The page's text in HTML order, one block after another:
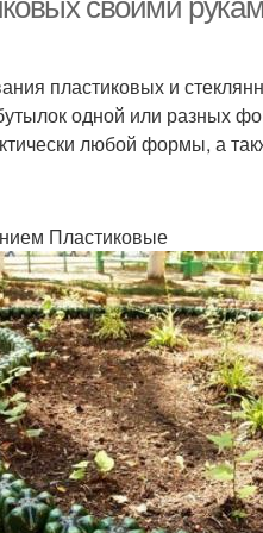
своими
пластиковых и
одной или разных
любой формы, а
Пластиковые